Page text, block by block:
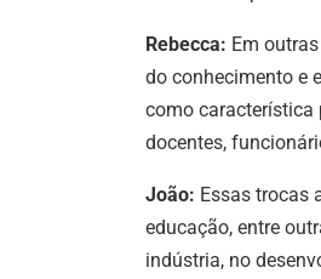
Rebecca: Em
do conhecimento e
como característica
docentes,
João: Essas trocas
educação, entre
indústria, no